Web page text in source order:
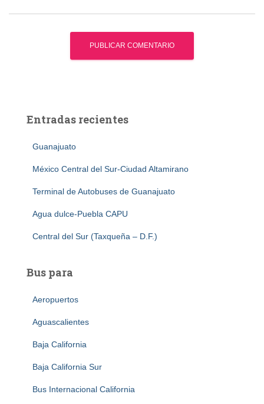
Entradas recientes
Guanajuato
México Central del Sur-Ciudad Altamirano
Terminal de Autobuses de Guanajuato
Agua dulce-Puebla CAPU
Central del Sur (Taxqueña – D.F.)
Bus para
Aeropuertos
Aguascalientes
Baja California
Baja California Sur
Bus Internacional California